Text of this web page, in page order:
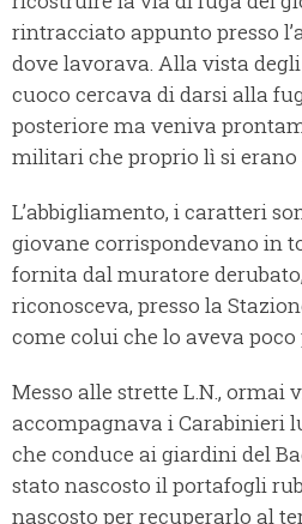
rintracciato appunto presso
dove lavorava. Alla vista
cuoco cercava di darsi alla
posteriore ma veniva
militari che proprio lì si erano
L’abbigliamento, i caratteri
giovane corrispondevano in
fornita dal muratore
riconosceva, presso la
come colui che lo aveva
Messo alle strette L.N., ormai
accompagnava i Carabinieri
che conduce ai giardini del
stato nascosto il portafogli
nascosto per recuperarlo al